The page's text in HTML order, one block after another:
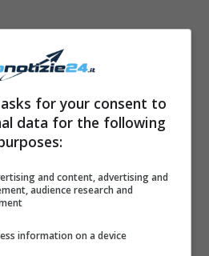
di un messaggio
della
non rientrano nei canoni
media e della moda. Ecco
ha voluto postare uno
for your consent to
data for the following
and content, advertising and
audience research and
information on a device